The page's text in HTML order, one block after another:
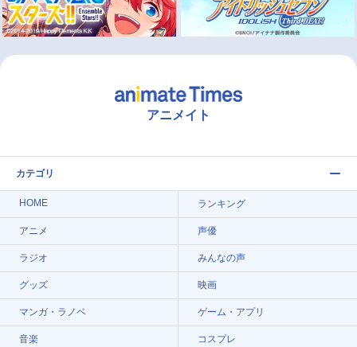
アニメイト
カテゴリ
HOME ランキング
アニメ 声優
ラジオ みんなの声
グッズ 映画
マンガ・ラノベ ゲーム・アプリ
音楽 コスプレ